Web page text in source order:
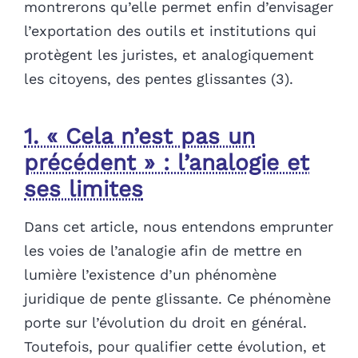
montrerons qu’elle permet enfin d’envisager
l’exportation des outils et institutions qui
protègent les juristes, et analogiquement
les citoyens, des pentes glissantes (3).
1. « Cela n’est pas un
précédent » : l’analogie et
ses limites
Dans cet article, nous entendons emprunter
les voies de l’analogie afin de mettre en
lumière l’existence d’un phénomène
juridique de pente glissante. Ce phénomène
porte sur l’évolution du droit en général.
Toutefois, pour qualifier cette évolution, et